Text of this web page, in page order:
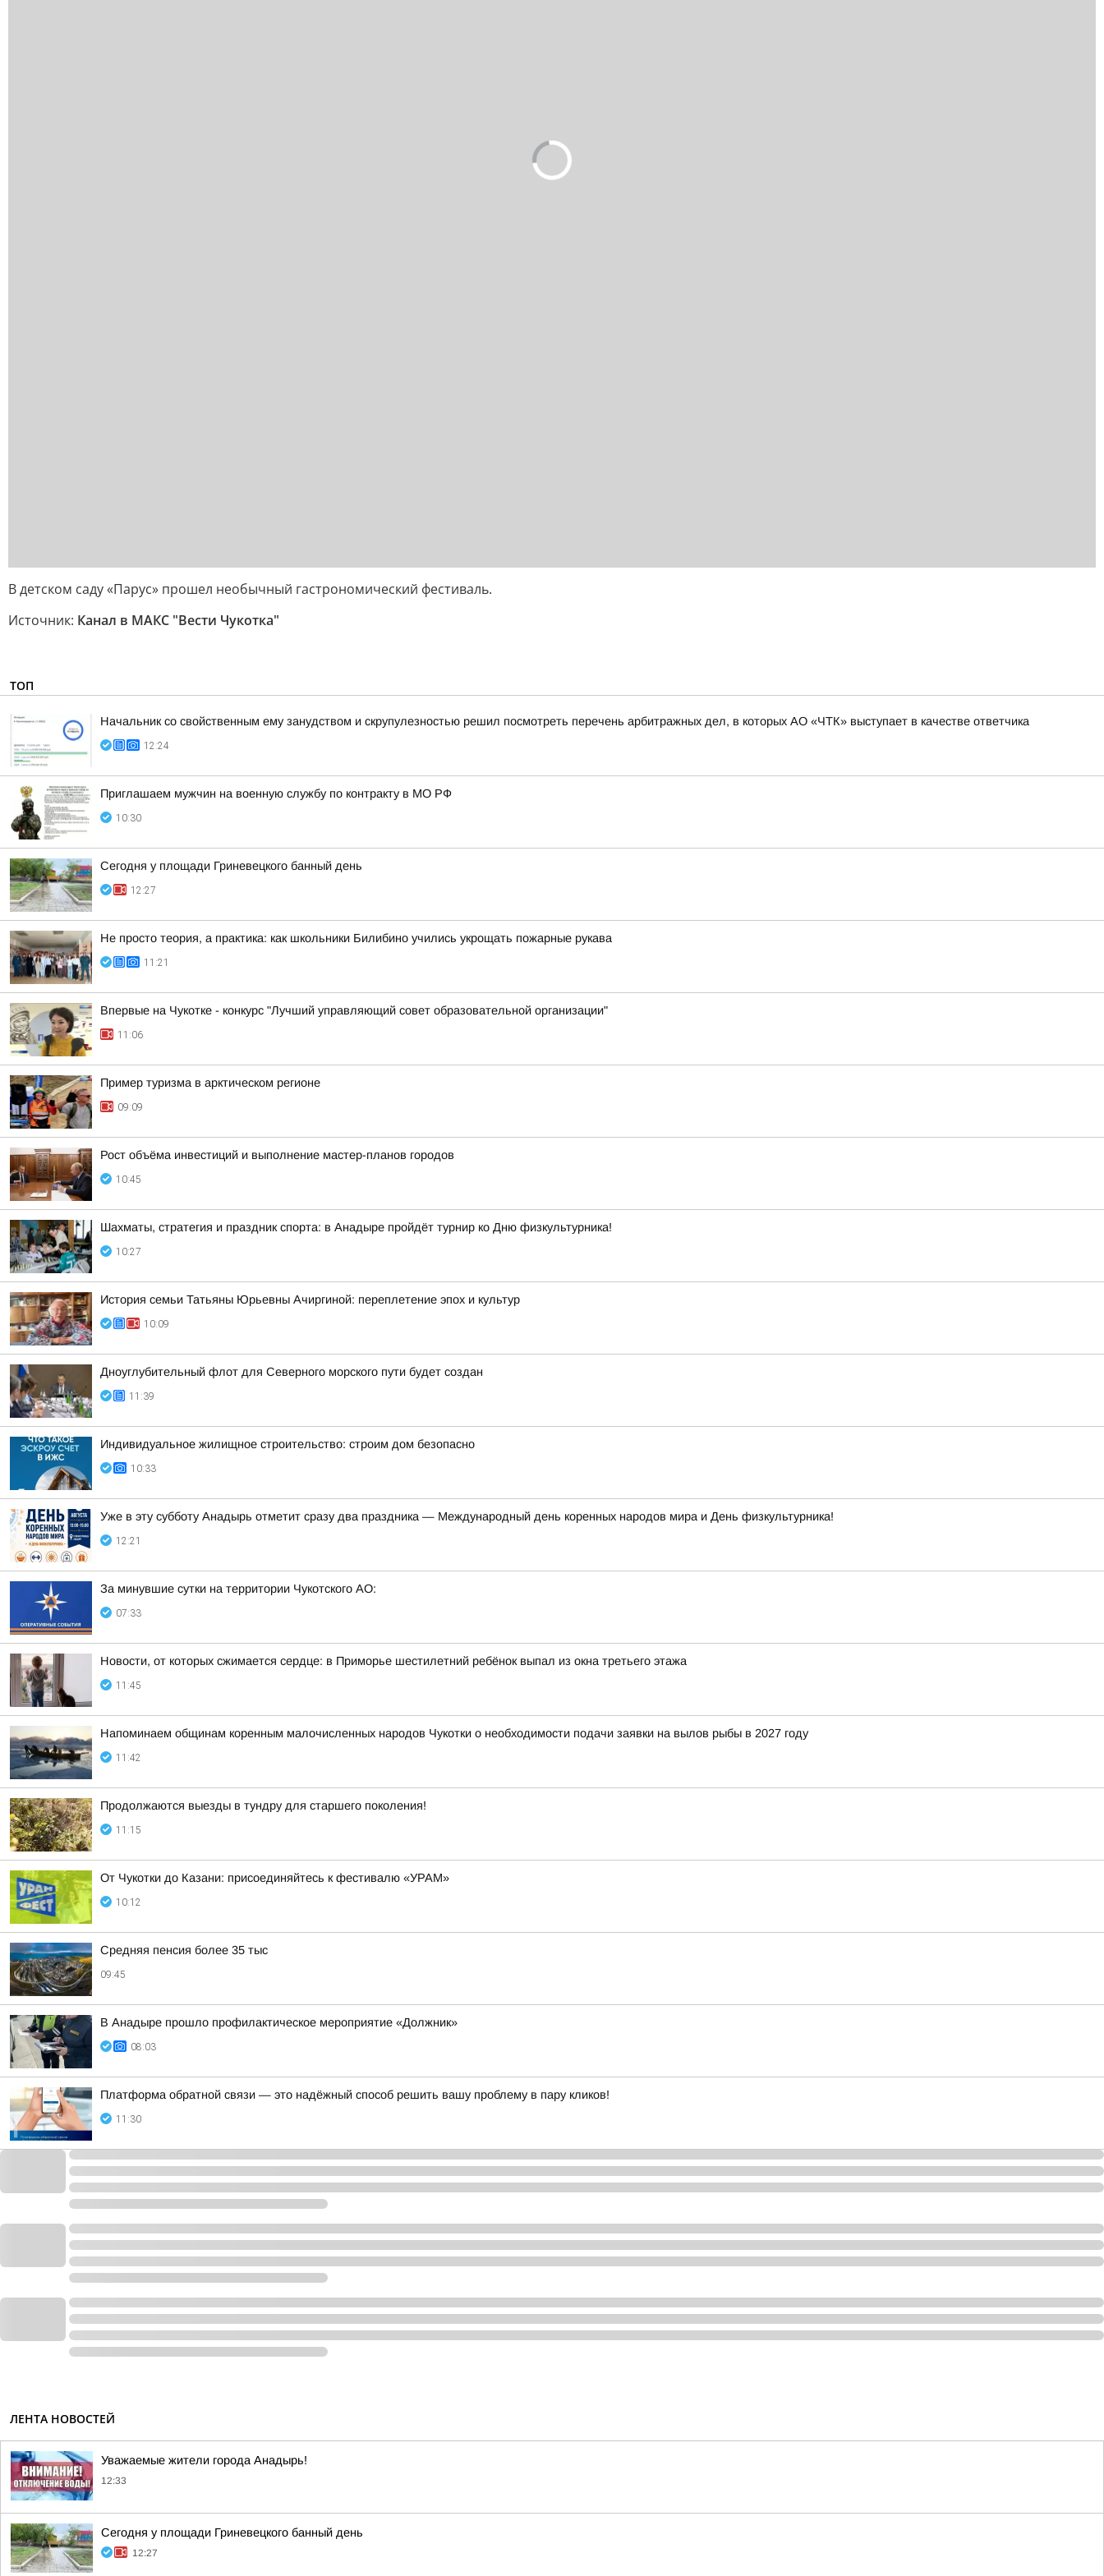
В детском саду «Парус» прошел необычный гастрономический фестиваль.
Источник: Канал в МАКС "Вести Чукотка"
ТОП
Начальник со свойственным ему занудством и скрупулезностью решил посмотреть перечень арбитражных дел, в которых АО «ЧТК» выступает в качестве ответчика
12:24
Приглашаем мужчин на военную службу по контракту в МО РФ
10:30
Сегодня у площади Гриневецкого банный день
12:27
Не просто теория, а практика: как школьники Билибино учились укрощать пожарные рукава
11:21
Впервые на Чукотке - конкурс "Лучший управляющий совет образовательной организации"
11:06
Пример туризма в арктическом регионе
09:09
Рост объёма инвестиций и выполнение мастер-планов городов
10:45
Шахматы, стратегия и праздник спорта: в Анадыре пройдёт турнир ко Дню физкультурника!
10:27
История семьи Татьяны Юрьевны Ачиргиной: переплетение эпох и культур
10:09
Дноуглубительный флот для Северного морского пути будет создан
11:39
Индивидуальное жилищное строительство: строим дом безопасно
10:33
Уже в эту субботу Анадырь отметит сразу два праздника — Международный день коренных народов мира и День физкультурника!
12:21
За минувшие сутки на территории Чукотского АО:
07:33
Новости, от которых сжимается сердце: в Приморье шестилетний ребёнок выпал из окна третьего этажа
11:45
Напоминаем общинам коренным малочисленных народов Чукотки о необходимости подачи заявки на вылов рыбы в 2027 году
11:42
Продолжаются выезды в тундру для старшего поколения!
11:15
От Чукотки до Казани: присоединяйтесь к фестивалю «УРАМ»
10:12
Средняя пенсия более 35 тыс
09:45
В Анадыре прошло профилактическое мероприятие «Должник»
08:03
Платформа обратной связи — это надёжный способ решить вашу проблему в пару кликов!
11:30
ЛЕНТА НОВОСТЕЙ
Уважаемые жители города Анадырь!
12:33
Сегодня у площади Гриневецкого банный день
12:27